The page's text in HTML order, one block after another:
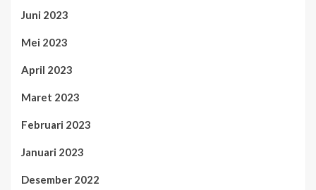
Juni 2023
Mei 2023
April 2023
Maret 2023
Februari 2023
Januari 2023
Desember 2022